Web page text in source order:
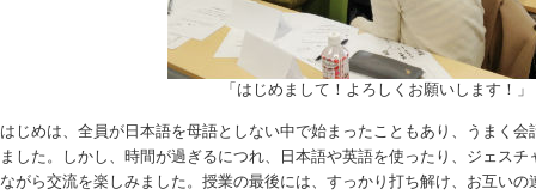
「はじめまして！よろしくお願いします！」
はじめは、全員が日本語を母語としない中で始まったこともあり、うまく
ました。しかし、時間が過ぎるにつれ、日本語や英語を使ったり、ジェス
ながら交流を楽しみました。授業の最後には、すっかり打ち解け、お互い